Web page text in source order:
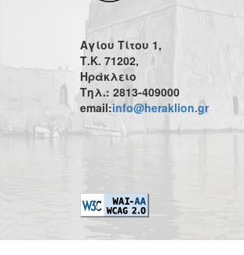
Αγίου Τίτου 1,
Τ.Κ. 71202,
Ηράκλειο
Τηλ.: 2813-409000
email:info@heraklion.gr